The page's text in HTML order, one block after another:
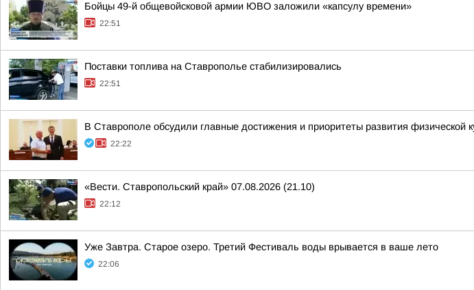
Бойцы 49-й общевойсковой армии ЮВО заложили «капсулу времени»
22:51
Поставки топлива на Ставрополье стабилизировались
22:51
В Ставрополе обсудили главные достижения и приоритеты развития физической
22:22
«Вести. Ставропольский край» 07.08.2026 (21.10)
22:12
Уже Завтра. Старое озеро. Третий Фестиваль воды врывается в ваше лето
22:06